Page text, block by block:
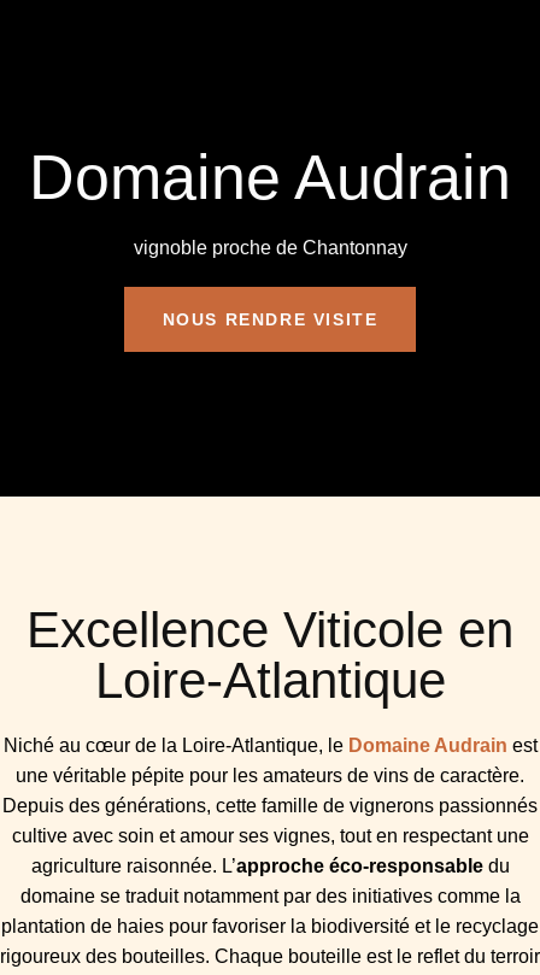
Domaine Audrain
vignoble proche de Chantonnay
NOUS RENDRE VISITE
Excellence Viticole en
Loire-Atlantique
Niché au cœur de la Loire-Atlantique, le Domaine Audrain est
une véritable pépite pour les amateurs de vins de caractère.
Depuis des générations, cette famille de vignerons passionnés
cultive avec soin et amour ses vignes, tout en respectant une
agriculture raisonnée. L’approche éco-responsabledu
domaine se traduit notamment par des initiatives comme la
plantation de haies pour favoriser la biodiversité et le recyclage
rigoureux des bouteilles. Chaque bouteille est le reflet du terroir